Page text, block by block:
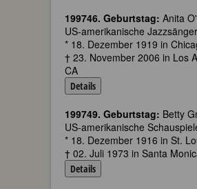
199746. Geburtstag: Anita
US-amerikanische
* 18. Dezember 1919 in
† 23. November 2006 in Los
CA
Details
199749. Geburtstag: Betty
US-amerikanische
* 18. Dezember 1916 in St.
† 02. Juli 1973 in Santa
Details